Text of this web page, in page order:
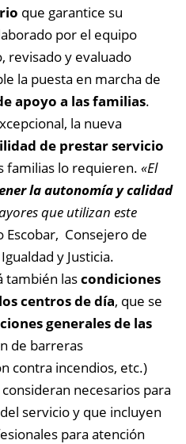
que garantice su
por el equipo
revisado y evaluado
la puesta en marcha de
apoyo a las familias.
la nueva
de prestar servicio
familias lo requieren. «El
la autonomía y calidad
que utilizan este
Escobar, Consejero de
y Justicia.
también lascondiciones
centros de día, que se
generales de las
de barreras
contra incendios, etc.)
necesarios para
servicio y que incluyen
para atención